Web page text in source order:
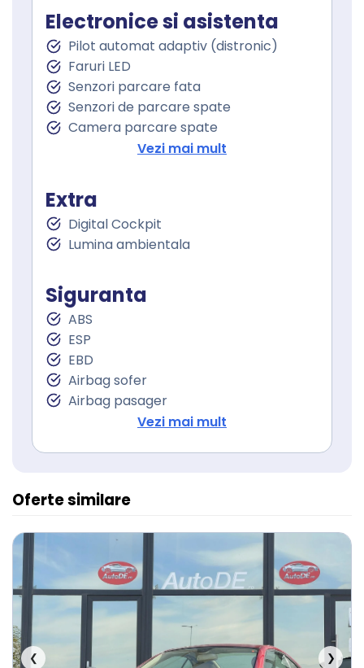
Scaun pasager ajustabil electric
Incalzire scaun sofer
Incalzire scaun pasager
Cotiera
Cotiera spate
Volan de piele
Volan cu comenzi
Keyless entry
Pornire motor Keyless
Geamuri fata electrice
Geamuri spate electrice
Electronice si asistenta
Pilot automat adaptiv (distronic)
Faruri LED
Senzori parcare fata
Senzori de parcare spate
Camera parcare spate
Oglindă laterală electrică
Oglinzi exterioare rabatabile electric
Avertizare unghi mort
Lane assist
Controlul distantei
Controlul tractiunii
Asistent staionare in rampa
Faruri adaptive
Lumini de zi
Lumini de zi LED
Stopuri LED
Iluminare interioare LED
Sistem Start Stop
Senzori presiune roti
Servodirecţie
Vezi mai mult
Extra
Digital Cockpit
Lumina ambientala
Siguranta
ABS
ESP
EBD
Airbag sofer
Airbag pasager
Isofix (puncte de prindere a scaunului
Vezi mai mult
Oferte similare
❮ ❯